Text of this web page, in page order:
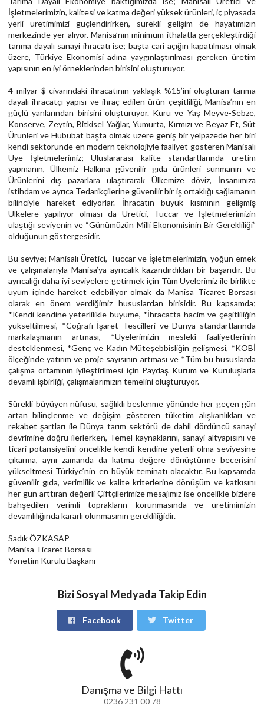
İşletmelerimizin, kalitesi ve katma değeri yüksek ürünleri, iç piyasada
yerli üretimimizi güçlendirirken, sürekli gelişim de hayatımızın
merkezinde yer alıyor. Manisa’nın minimum ithalatla gerçekleştirdiği
tarıma dayalı sanayi ihracatı ise; başta cari açığın kapatılması olmak
üzere, Türkiye Ekonomisi adına yaygınlaştırılması gereken üretim
yapısının en iyi örneklerinden birisini oluşturuyor.
4 milyar $ civarındaki ihracatının yaklaşık %15’ini oluşturan tarıma
dayalı ihracatçı yapısı ve ihraç edilen ürün çeşitliliği, Manisa’nın en
güçlü yanlarından birisini oluşturuyor. Kuru ve Yaş Meyve-Sebze,
Konserve, Zeytin, Bitkisel Yağlar, Yumurta, Kırmızı ve Beyaz Et, Süt
Ürünleri ve Hububat başta olmak üzere geniş bir yelpazede her biri
kendi sektöründe en modern teknolojiyle faaliyet gösteren Manisalı
Üye İşletmelerimiz; Uluslararası kalite standartlarında üretim
yapmanın, Ülkemiz Halkına güvenilir gıda ürünleri sunmanın ve
Ürünlerini dış pazarlara ulaştırarak Ülkemize döviz, İnsanımıza
istihdam ve ayrıca Tedarikçilerine güvenilir bir iş ortaklığı sağlamanın
bilinciyle hareket ediyorlar. İhracatın büyük kısmının gelişmiş
Ülkelere yapılıyor olması da Üretici, Tüccar ve İşletmelerimizin
ulaştığı seviyenin ve “Günümüzün Milli Ekonomisinin Bir Gerekliliği”
olduğunun göstergesidir.
Bu seviye; Manisalı Üretici, Tüccar ve İşletmelerimizin, yoğun emek
ve çalışmalarıyla Manisa’ya ayrıcalık kazandırdıkları bir başarıdır. Bu
ayrıcalığı daha iyi seviyelere getirmek için Tüm Üyelerimiz ile birlikte
uyum içinde hareket edebiliyor olmak da Manisa Ticaret Borsası
olarak en önem verdiğimiz hususlardan birisidir. Bu kapsamda;
*Kendi kendine yeterlilikle büyüme, *İhracatta hacim ve çeşitliliğin
yükseltilmesi, *Coğrafi İşaret Tescilleri ve Dünya standartlarında
markalaşmanın artması, *Üyelerimizin meslekî faaliyetlerinin
desteklenmesi, *Genç ve Kadın Müteşebbisliğin gelişmesi, *KOBİ
ölçeğinde yatırım ve proje sayısının artması ve *Tüm bu hususlarda
çalışma ortamının iyileştirilmesi için Paydaş Kurum ve Kuruluşlarla
devamlı işbirliği, çalışmalarımızın temelini oluşturuyor.
Sürekli büyüyen nüfusu, sağlıklı beslenme yönünde her geçen gün
artan bilinçlenme ve değişim gösteren tüketim alışkanlıkları ve
rekabet şartları ile Dünya tarım sektörü de dahil dördüncü sanayi
devrimine doğru ilerlerken, Temel kaynaklarını, sanayi altyapısını ve
ticari potansiyelini öncelikle kendi kendine yeterli olma seviyesine
çıkarma, aynı zamanda da katma değere dönüştürme becerisini
yükseltmesi Türkiye’nin en büyük teminatı olacaktır. Bu kapsamda
güvenilir gıda, verimlilik ve kalite kriterlerine dönüşüm ve katkısını
her gün arttıran değerli Çiftçilerimize mesajımız ise öncelikle bizlere
bahşedilen verimli toprakların korunmasında ve üretimimizin
devamlılığında kararlı olunmasının gerekliliğidir.
Sadık ÖZKASAP
Manisa Ticaret Borsası
Yönetim Kurulu Başkanı
Bizi Sosyal Medyada Takip Edin
Facebook Twitter
Danışma ve Bilgi Hattı
0236 231 00 78